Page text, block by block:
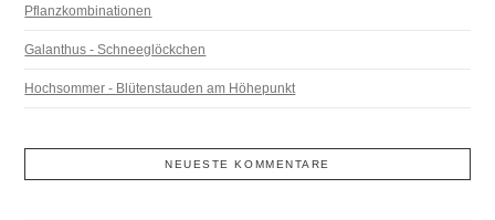
Pflanzkombinationen
Galanthus - Schneeglöckchen
Hochsommer - Blütenstauden am Höhepunkt
NEUESTE KOMMENTARE